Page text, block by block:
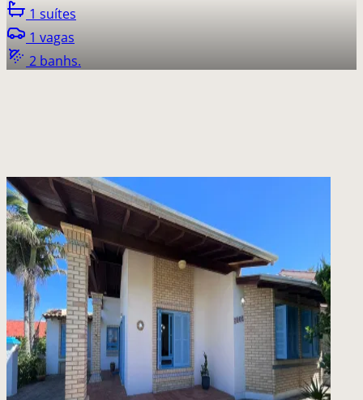
1 suítes
1 vagas
2 banhs.